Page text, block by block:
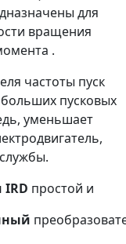
для
вращения
.
частоты пуск
пусковых
уменьшает
IRD простой и